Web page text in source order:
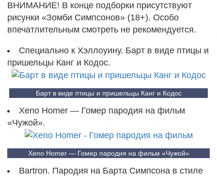
ВНИМАНИЕ! В конце подборки присутствуют
рисунки «Зомби Симпсонов» (18+). Особо
впечатлительным смотреть не рекомендуется.
Специально к Хэллоуину. Барт в виде птицы и
пришельцы Канг и Кодос.
Барт в виде птицы и пришельцы Канг и Кодос
Xeno Homer — Гомер пародия на фильм
«Чужой».
Xeno Homer — Гомер пародия на фильм «Чужой»
Bartron. Пародия на Барта Симпсона в стиле